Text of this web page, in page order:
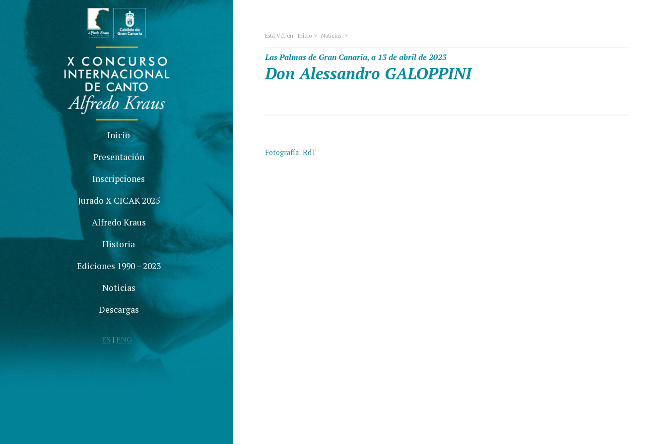
Inicio
Presentación
Inscripciones
Jurado X CICAK 2025
Alfredo Kraus
Historia
Ediciones 1990 – 2023
Noticias
Descargas
ES | ENG
Está Vd. en Inicio > Noticias >
Las Palmas de Gran Canaria, a 13 de abril de 2023
Don Alessandro GALOPPINI
Fotografía: RdT